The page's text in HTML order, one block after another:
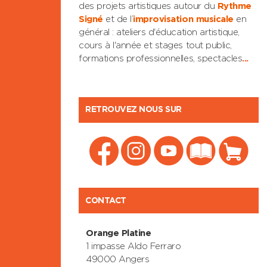
des projets artistiques autour du Rythme
Signé et de l’improvisation musicale en
général : ateliers d'éducation artistique,
cours à l'année et stages tout public,
formations professionnelles, spectacles...
RETROUVEZ NOUS SUR
CONTACT
Orange Platine
1 impasse Aldo Ferraro
49000 Angers